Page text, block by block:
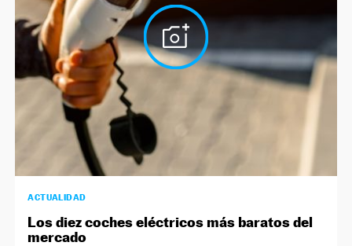
ACTUALIDAD
Los diez coches eléctricos más baratos del
mercado